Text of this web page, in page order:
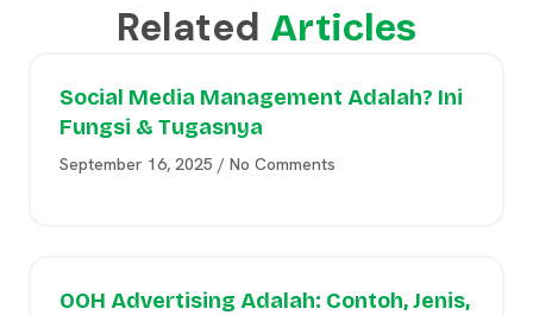
Related Articles
Social Media Management Adalah? Ini
Fungsi & Tugasnya
September 16, 2025 No Comments
OOH Advertising Adalah: Contoh, Jenis,